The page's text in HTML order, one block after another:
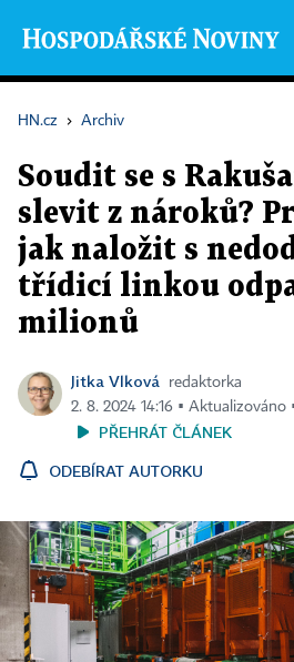
HN.cz › Archiv
Soudit se s
slevit z nároků?
jak naložit s
třídicí linkou
milionů
Jitka Vlková
redaktorka
2. 8. 2024 14:16 ▪ Aktualizováno
PŘEHRÁT ČLÁNEK
ODEBÍRAT AUTORKU